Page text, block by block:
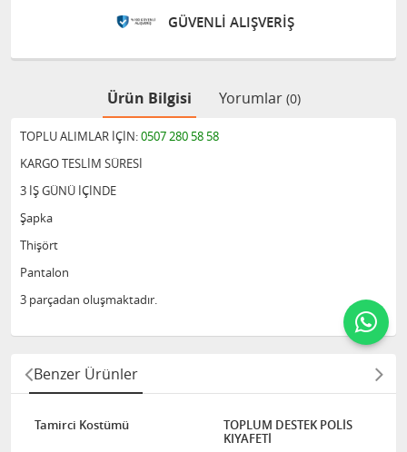
GÜVENLİ ALIŞVERİŞ
Ürün Bilgisi Yorumlar (0)
TOPLU ALIMLAR İÇİN:0507 280 58 58
KARGO TESLİM SÜRESİ
3 İŞ GÜNÜ İÇİNDE
Şapka
Thişört
Pantalon
3 parçadan oluşmaktadır.
Benzer Ürünler
Tamirci Kostümü
TOPLUM DESTEK POLİS
KIYAFETİ